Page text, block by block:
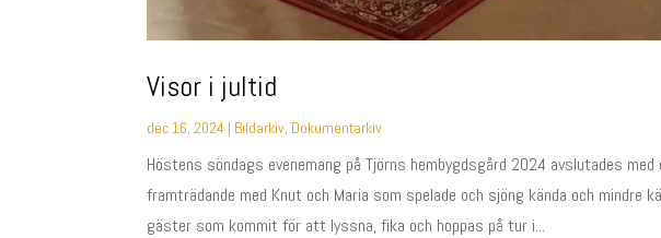
Visor i jultid
dec 16, 2024 | Bildarkiv Dokumentarkiv
Höstens söndags evenemang på Tjörns hembygdsgård 2024 avslutades
framträdande med Knut och Maria som spelade och sjöng kända och mindre
gäster som kommit för att lyssna, fika och hoppas på tur i...